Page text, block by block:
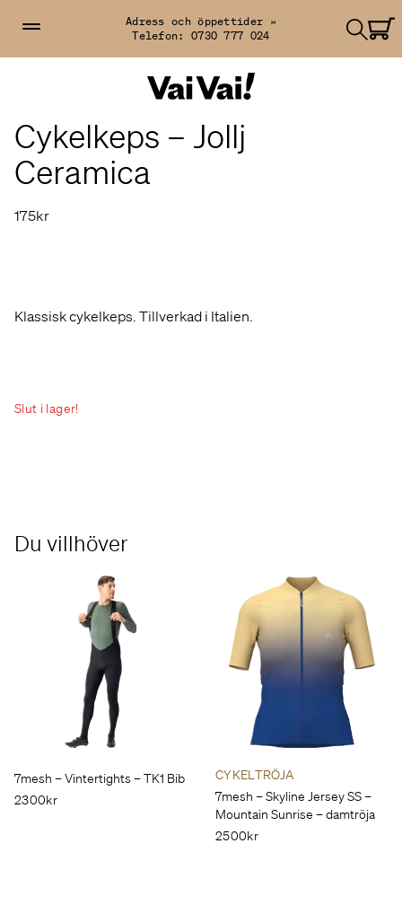
Adress och öppettider »
Telefon: 0730 777 024
Cykelkeps – Jollj
Ceramica
175kr
Klassisk cykelkeps. Tillverkad i Italien.
Slut i lager!
Du villhöver
7mesh – Vintertights – TK1 Bib
2300kr
CYKELTRÖJA
7mesh – Skyline Jersey SS –
Mountain Sunrise – damtröja
2500kr